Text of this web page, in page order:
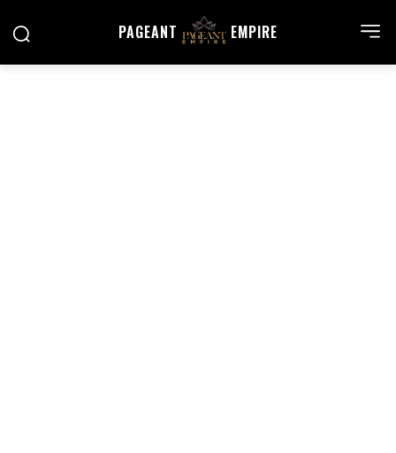
PAGEANT EMPIRE